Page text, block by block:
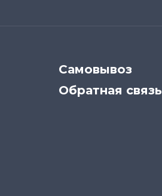
Самовывоз
Обратная связь